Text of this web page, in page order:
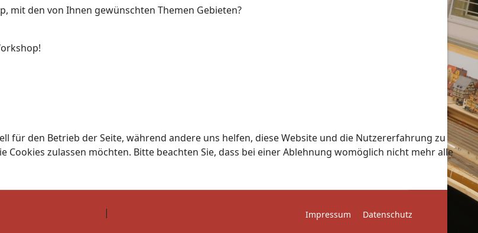
mit den von Ihnen gewünschten Themen Gebieten?
Impressum Datenschutz
für den Betrieb der Seite, während andere uns helfen, diese Website und die Nutzererfahrung zu
Cookies zulassen möchten. Bitte beachten Sie, dass bei einer Ablehnung womöglich nicht mehr alle
|